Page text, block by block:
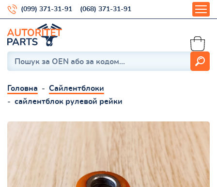
(099) 371-31-91 (068) 371-31-91
Головна
Сайлентблоки
сайлентблок рулевой рейки